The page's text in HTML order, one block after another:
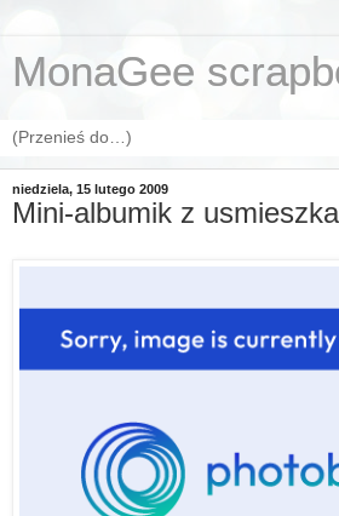
MonaGee
niedziela, 15 lutego 2009
Mini-albumik z